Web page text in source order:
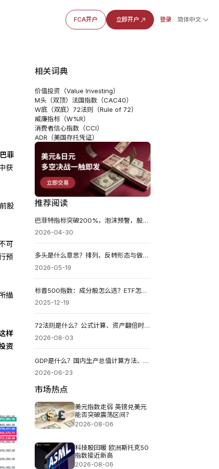
FCA开户 立即开户 登录 简体中文
巴菲
获
股
可
预
描
样
资
相关词典
价值投资（Value Investing）
M头（双顶） 法国指数（CAC40）
W底（双底） 72法则（Rule of 72）
威廉指标（W%R）
消费者信心指数（CCI）
ADR（美国存托凭证）
推荐阅读
巴菲特指标突破200%，泡沫预警，股市面临调整?
2026-04-30
多头是什么意思？排列、反转形态与做多策略全解（2026）
2026-05-19
标普500指数：成分股怎么选？ETF怎么买？台湾税务2026
2025-12-19
72法则是什么？公式计算、资产翻倍时间与复利投资应用
2026-08-03
GDP是什么？国内生产总值计算方法、投资价值与资产配置2026
2026-06-23
市场热点
美元指数走弱 英镑兑美元
能否突破震荡区间？
2026-08-06
科技股回暖 欧洲斯托克50
指数接近新高
2026-08-06